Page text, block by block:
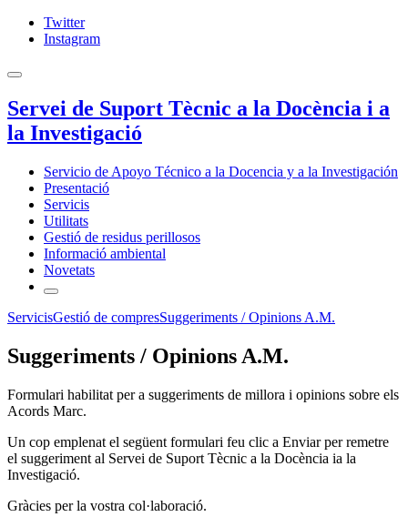
Twitter
Instagram
Servei de Suport Tècnic a la Docència i a
la Investigació
Servicio de Apoyo Técnico a la Docencia y a la Investigación
Presentació
Servicis
Utilitats
Gestió de residus perillosos
Informació ambiental
Novetats
ServicisGestió de compresSuggeriments / Opinions A.M.
Suggeriments / Opinions A.M.
Formulari habilitat per a suggeriments de millora i opinions sobre els
Acords Marc.
Un cop emplenat el següent formulari feu clic a Enviar per remetre
el suggeriment al Servei de Suport Tècnic a la Docència ia la
Investigació.
Gràcies per la vostra col·laboració.